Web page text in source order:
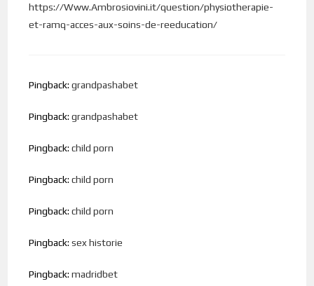
https://Www.Ambrosiovini.it/question/physiotherapie-
et-ramq-acces-aux-soins-de-reeducation/
Pingback:grandpashabet
Pingback:grandpashabet
Pingback:child porn
Pingback:child porn
Pingback:child porn
Pingback:sex historie
Pingback:madridbet